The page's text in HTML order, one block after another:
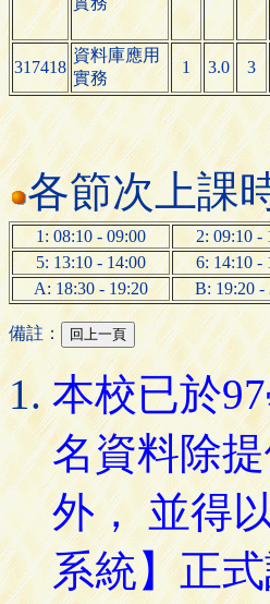
317418
資料庫應用
實務
1 3.0 3
各節次上課
1: 08:10 - 09:00 2: 09:10 -
5: 13:10 - 14:00
6: 14:10 -
A: 18:30 - 19:20
B: 19:20 -
備註：
本校已於
名資料除
外， 並得
系統】正